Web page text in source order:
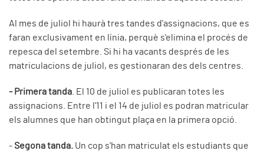
Al mes de juliol hi haurà tres tandes d'assignacions, que es
faran exclusivament en línia, perquè s'elimina el procés de
repesca del setembre. Si hi ha vacants després de les
matriculacions de juliol, es gestionaran des dels centres.
- Primera tanda . El 10 de juliol es publicaran totes les
assignacions. Entre l'11 i el 14 de juliol es podran matricular
els alumnes que han obtingut plaça en la primera opció.
- Segona tanda. Un cop s'han matriculat els estudiants que